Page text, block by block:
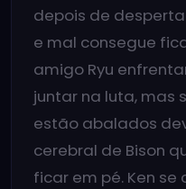
depois de
e mal consegue
amigo Ryu
juntar na luta, mas
estão abalados
cerebral de Bison
ficar em pé. Ken